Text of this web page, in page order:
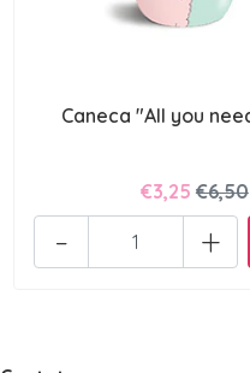
Caneca "All you
€3,25 €6,50
+
-